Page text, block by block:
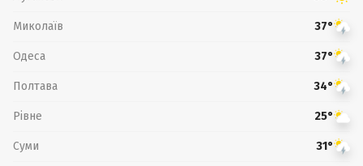
Миколаїв 37°
Одеса 37°
Полтава 34°
Рівне 25°
Суми 31°